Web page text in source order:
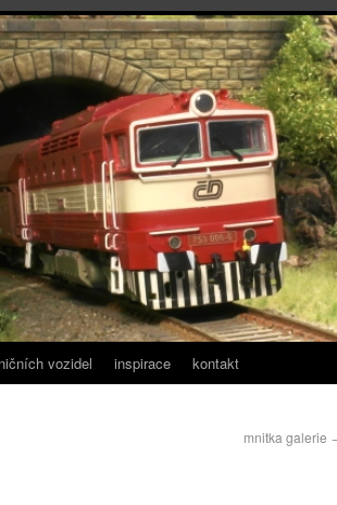
vozidel inspirace kontakt
mnitka galerie